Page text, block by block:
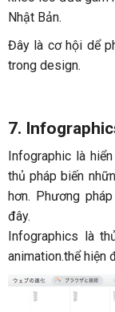
Nhật Bản.
Đây là cơ hội dể
trong design.
7.
Infographic là
thủ pháp biến
hơn. Phương
đây.
Infographics là
animation.thể hiện